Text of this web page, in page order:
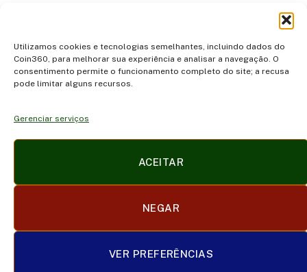
Utilizamos cookies e tecnologias semelhantes, incluindo dados do
Coin360, para melhorar sua experiência e analisar a navegação. O
consentimento permite o funcionamento completo do site; a recusa
pode limitar alguns recursos.
Gerenciar serviços
ACEITAR
NEGAR
VER PREFERÊNCIAS
(Twitter)
CONTATO TERMOS DE USO
TRABALHE CONOSCO